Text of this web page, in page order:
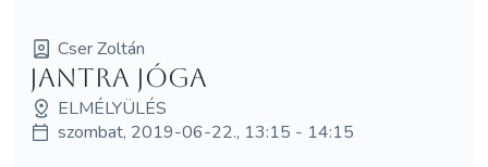
Cser Zoltán
Jantra jóga
ELMÉLYÜLÉS
szombat, 2019-06-22., 13:15 - 14:15